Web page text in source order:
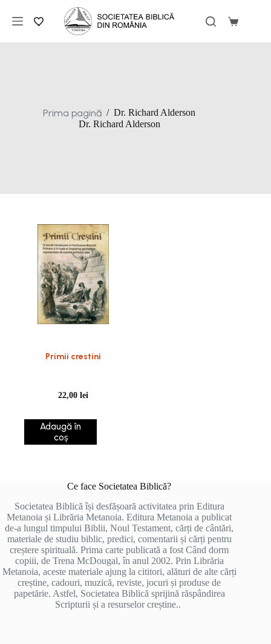
conținut
Coș
Prima pagină / Dr. Richard Alderson
Dr. Richard Alderson
Primii crestini
22,00lei
Adaugă în
coș
Ce face Societatea Biblică?
Societatea Biblică își desfășoară activitatea prin Editura
Metanoia și Librăria Metanoia. Editura Metanoia a publicat
de-a lungul timpului Biblii, Noul Testament, cărți de cântări,
materiale de studiu biblic, predici, comentarii și cărți pentru
creștere spirituală. Prima carte publicată a fost Când dorm
copiii, de Trena McDougal, în anul 2002. Prin Librăria
Metanoia, aceste materiale ajung la cititori, alături de alte cărți
creștine, cadouri, muzică, reviste, jocuri și produse de
papetărie. Astfel, Societatea Biblică sprijină răspândirea
Scripturii și a resurselor creștine..